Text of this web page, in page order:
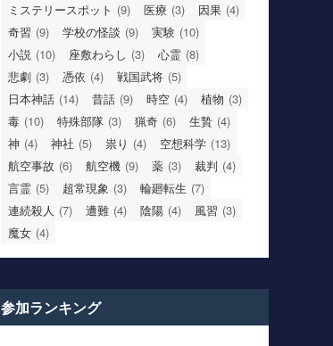
ミステリースポット (9) 医療 (3) 因果 (4)
奇習 (9) 学校の怪談 (9) 実験 (10)
小説 (10) 座敷わらし (3) 心霊 (8)
悲劇 (3) 憑依 (4) 戦国武将 (5)
日本神話 (14) 昔話 (9) 時空 (4) 植物 (3)
毒 (10) 特殊部隊 (3) 猟奇 (6) 生贄 (4)
神 (4) 神社 (5) 祟り (4) 空想科学 (13)
航空事故 (6) 航空機 (9) 薬 (3) 裁判 (4)
言霊 (5) 超常現象 (3) 輪廻転生 (7)
連続殺人 (7) 遭難 (4) 陰陽 (4) 風習 (3)
魔女 (4)
参加ランキング